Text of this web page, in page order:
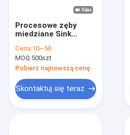
Procesowe zęby
miedziane Sink
odporność
termiczna dla
urządzeń
elektronicznych
Cena:10~50
MOQ:500szt
Pobierz najnowszą cenę
Skontaktuj się teraz